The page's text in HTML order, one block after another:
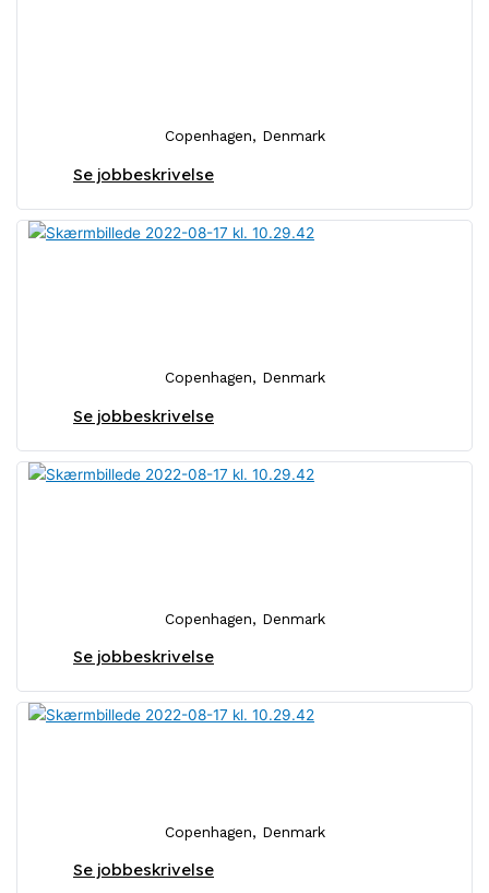
Copenhagen, Denmark
Se jobbeskrivelse
Copenhagen, Denmark
Se jobbeskrivelse
Copenhagen, Denmark
Se jobbeskrivelse
Copenhagen, Denmark
Se jobbeskrivelse